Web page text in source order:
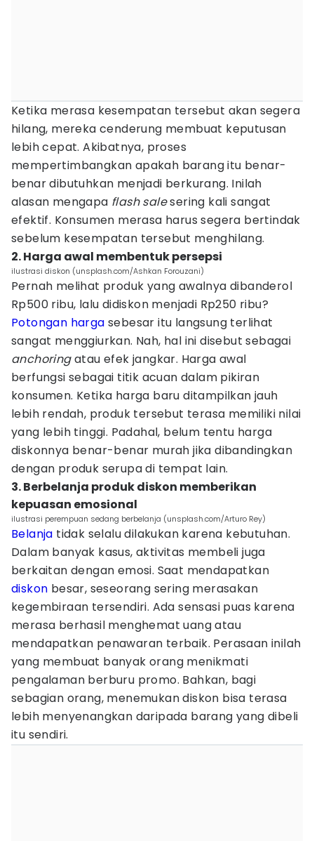
Ketika merasa kesempatan tersebut akan segera
hilang, mereka cenderung membuat keputusan
lebih cepat. Akibatnya, proses
mempertimbangkan apakah barang itu benar-
benar dibutuhkan menjadi berkurang. Inilah
alasan mengapa flash salesering kali sangat
efektif. Konsumen merasa harus segera bertindak
sebelum kesempatan tersebut menghilang.
2. Harga awal membentuk persepsi
ilustrasi diskon (unsplash.com/Ashkan Forouzani)
Pernah melihat produk yang awalnya dibanderol
Rp500 ribu, lalu didiskon menjadi Rp250 ribu?
Potongan harga sebesar itu langsung terlihat
sangat menggiurkan. Nah, hal ini disebut sebagai
anchoringatau efek jangkar. Harga awal
berfungsi sebagai titik acuan dalam pikiran
konsumen. Ketika harga baru ditampilkan jauh
lebih rendah, produk tersebut terasa memiliki nilai
yang lebih tinggi. Padahal, belum tentu harga
diskonnya benar-benar murah jika dibandingkan
dengan produk serupa di tempat lain.
3. Berbelanja produk diskon memberikan
kepuasan emosional
ilustrasi perempuan sedang berbelanja (unsplash.com/Arturo Rey)
Belanja tidak selalu dilakukan karena kebutuhan.
Dalam banyak kasus, aktivitas membeli juga
berkaitan dengan emosi. Saat mendapatkan
diskon besar, seseorang sering merasakan
kegembiraan tersendiri. Ada sensasi puas karena
merasa berhasil menghemat uang atau
mendapatkan penawaran terbaik. Perasaan inilah
yang membuat banyak orang menikmati
pengalaman berburu promo. Bahkan, bagi
sebagian orang, menemukan diskon bisa terasa
lebih menyenangkan daripada barang yang dibeli
itu sendiri.